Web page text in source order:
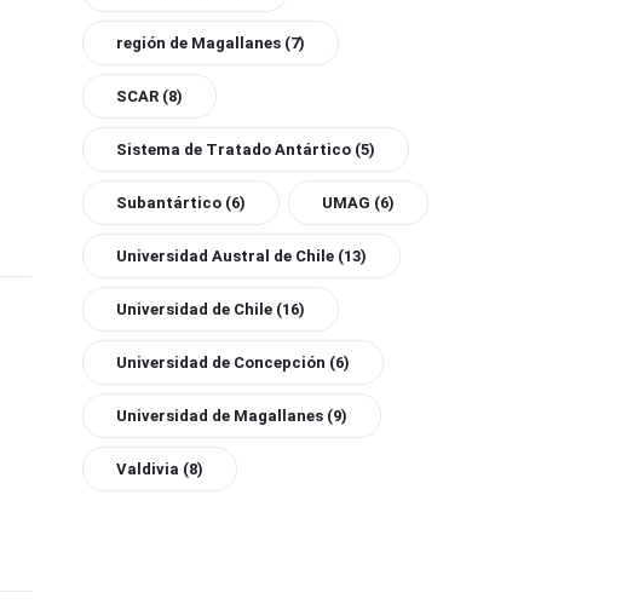
región de Magallanes (7)
SCAR (8)
Sistema de Tratado Antártico (5)
Subantártico (6) UMAG (6)
Universidad Austral de Chile (13)
Universidad de Chile (16)
Universidad de Concepción (6)
Universidad de Magallanes (9)
Valdivia (8)